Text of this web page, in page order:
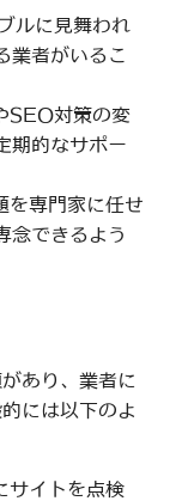
ルに見舞われ
業者がいるこ
SEO対策の変
期的なサポー
を専門家に任せ
念できるよう
あり、業者に
には以下のよ
サイトを点検